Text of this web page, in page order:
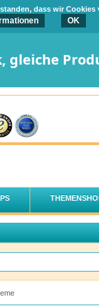
dass wir
OK
gleiche